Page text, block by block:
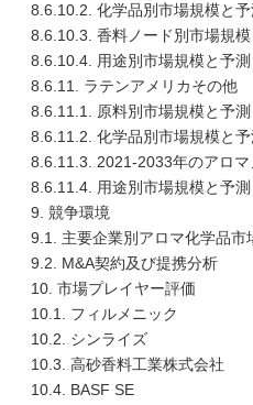
8.6.10.2. 化学品別市場規模と
8.6.10.3. 香料ノード別市場規
8.6.10.4. 用途別市場規模と予
8.6.11. ラテンアメリカその他
8.6.11.1. 原料別市場規模と予
8.6.11.2. 化学品別市場規模と
8.6.11.3. 2021-2033年のアロマ
8.6.11.4. 用途別市場規模と予
9. 競争環境
9.1. 主要企業別アロマ化学品市
9.2. M&A契約及び提携分析
10. 市場プレイヤー評価
10.1. フィルメニック
10.2. シンライズ
10.3. 高砂香料工業株式会社
10.4. BASF SE